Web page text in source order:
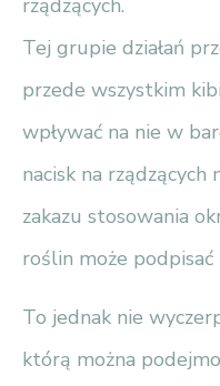
rządzących.
Tej grupie działań
przede wszystkim
wpływać na nie w
nacisk na
zakazu stosowania
roślin może podpisać
To jednak nie
którą można